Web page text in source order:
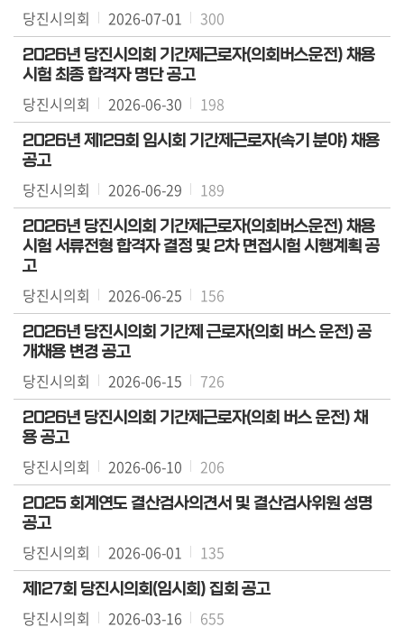
당진시의회 2026-07-01 300
2026년 당진시의회 기간제근로자(의회버스운전) 채용
시험 최종 합격자 명단 공고
당진시의회 2026-06-30 198
2026년 제129회 임시회 기간제근로자(속기 분야) 채용
공고
당진시의회 2026-06-29 189
2026년 당진시의회 기간제근로자(의회버스운전) 채용
시험 서류전형 합격자 결정 및 2차 면접시험 시행계획 공
고
당진시의회 2026-06-25 156
2026년 당진시의회 기간제 근로자(의회 버스 운전) 공
개채용 변경 공고
당진시의회 2026-06-15 726
2026년 당진시의회 기간제근로자(의회 버스 운전) 채
용 공고
당진시의회 2026-06-10 206
2025 회계연도 결산검사의견서 및 결산검사위원 성명
공고
당진시의회 2026-06-01 135
제127회 당진시의회(임시회) 집회 공고
당진시의회 2026-03-16 655